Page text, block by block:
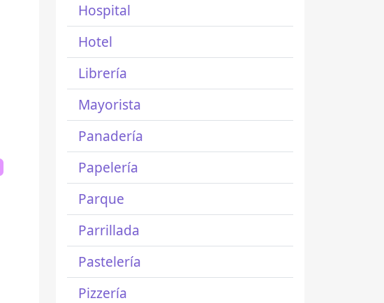
Hospital
Hotel
Librería
Mayorista
Panadería
Papelería
Parque
Parrillada
Pastelería
Pizzería